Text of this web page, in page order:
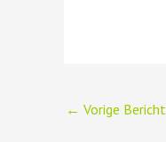
← Vorige Bericht